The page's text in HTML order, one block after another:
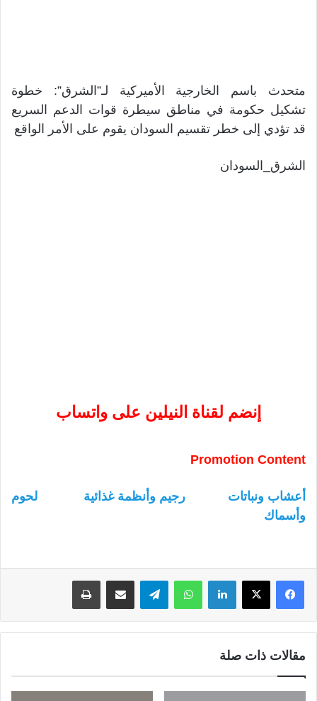
متحدث باسم الخارجية الأميركية لـ”الشرق”: خطوة
تشكيل حكومة في مناطق سيطرة قوات الدعم السريع
قد تؤدي إلى خطر تقسيم السودان يقوم على الأمر الواقع
الشرق_السودان
إنضم لقناة النيلين على واتساب
Promotion Content
أعشاب ونباتات رجيم وأنظمة غذائية
لحوم
وأسماك
لينكدإن واتساب
مقالات ذات صلة